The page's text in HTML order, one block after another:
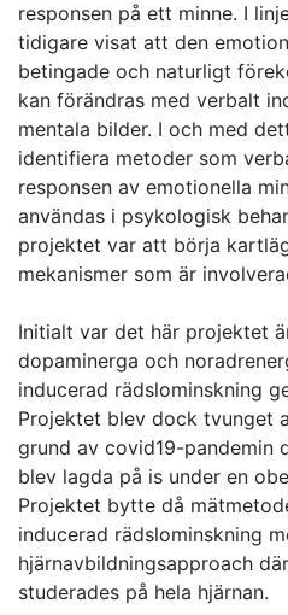
responsen på ett minne. I
tidigare visat att den
betingade och naturligt
kan förändras med verbalt
mentala bilder. I och med
identifiera metoder som
responsen av emotionella
användas i psykologisk
projektet var att börja
mekanismer som är
Initialt var det här projektet
dopaminerga och
inducerad rädslominskning
Projektet blev dock tvunget
grund av covid19-pandemin
blev lagda på is under en
Projektet bytte då
inducerad rädslominskning
hjärnavbildningsapproach
studerades på hela hjärnan.